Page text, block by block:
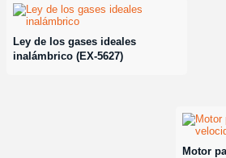
Ley de los gases ideales
inalámbrico (EX-5627)
Motor